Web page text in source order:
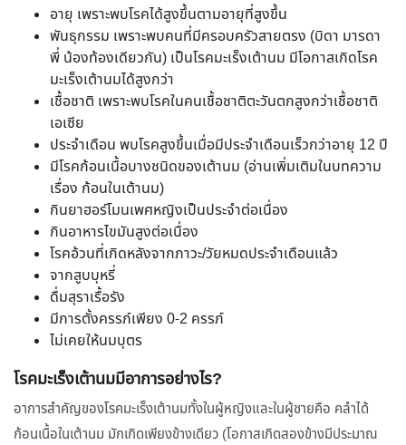
อายุ เพราะพบโรคได้สูงขึ้นตามอายุที่สูงขึ้น
พันธุกรรม เพราะพบคนที่มีครอบครัวสายตรง (บิดา มารดา
พี่ น้องท้องเดียวกัน) เป็นโรคมะเร็งเต้านม มีโอกาสเกิดโรค
มะเร็งเต้านมได้สูงกว่า
เชื้อชาติ เพราะพบโรคในคนเชื้อชาติตะวันตกสูงกว่าเชื้อชาติ
เอเซีย
ประจำเดือน พบโรคสูงขึ้นเมื่อมีประจำเดือนเร็วกว่าอายุ 12 ปี
มีโรคก้อนเนื้อบางชนิดของเต้านม (อ่านเพิ่มเติมในบทความ
เรื่อง ก้อนในเต้านม)
กินยาฮอร์โมนเพศหญิงเป็นประจำต่อเนื่อง
กินอาหารไขมันสูงต่อเนื่อง
โรคอ้วนที่เกิดหลังจากภาวะ/วัยหมดประจำเดือนแล้ว
จากสูบบุหรี่
ดื่มสุราเรื้อรัง
มีการตั้งครรภ์เพียง 0-2 ครรภ์
ไม่เคยให้นมบุตร
โรคมะเร็งเต้านมมีอาการอย่างไร?
อาการสำคัญของโรคมะเร็งเต้านมทั้งในผู้หญิงและในผู้ชายคือ คลำได้
ก้อนเนื้อในเต้านม มักเกิดเพียงข้างเดียว (โอกาสเกิดสองข้างมีประมาณ